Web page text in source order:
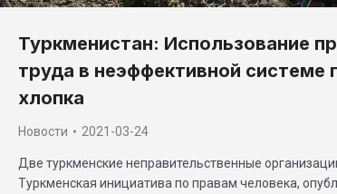
Туркменистан: Использование
труда в неэффективной системе
хлопка
Новости 2021-03-24
Две туркменские неправительственные
Туркменская инициатива по правам человека,